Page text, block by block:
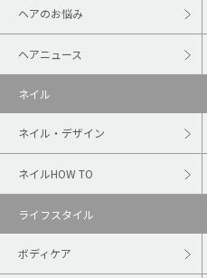
ヘアのお悩み
ヘアニュース
ネイル
ネイル・デザイン
ネイルHOW TO
ライフスタイル
ボディケア